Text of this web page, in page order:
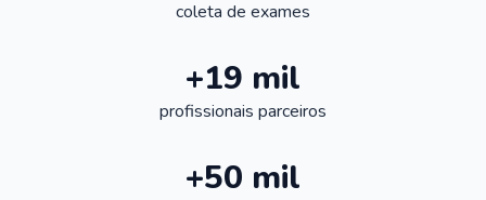
coleta de exames
+19 mil
profissionais parceiros
+50 mil